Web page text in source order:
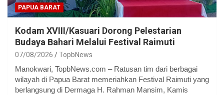
PAPUA BARAT
Kodam XVIII/Kasuari Dorong Pelestarian
Budaya Bahari Melalui Festival Raimuti
07/08/2026 TopbNews
Manokwari, TopbNews.com – Ratusan tim dari berbagai
wilayah di Papua Barat memeriahkan Festival Raimuti yang
berlangsung di Dermaga H. Rahman Mansim, Kamis